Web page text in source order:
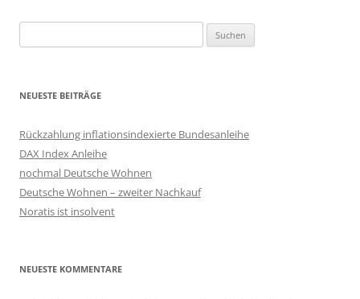
nach:
NEUESTE BEITRÄGE
Rückzahlung inflationsindexierte Bundesanleihe
DAX Index Anleihe
nochmal Deutsche Wohnen
Deutsche Wohnen – zweiter Nachkauf
Noratis ist insolvent
NEUESTE KOMMENTARE